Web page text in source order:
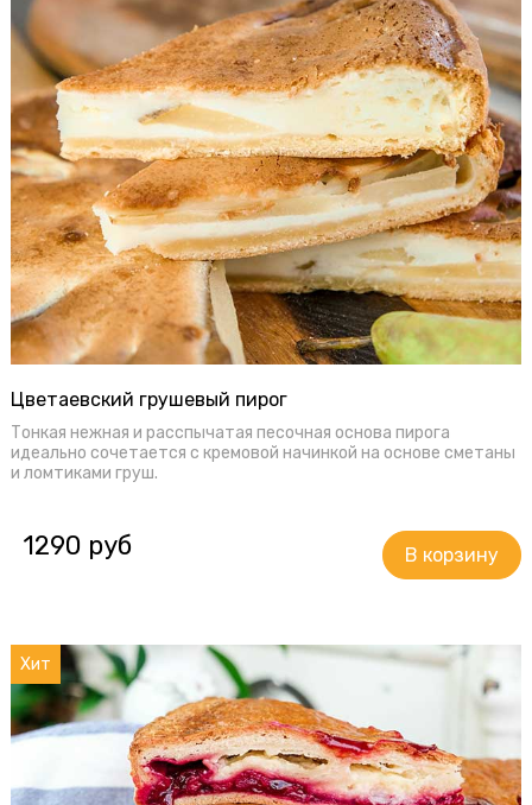
Цветаевский грушевый пирог
Тонкая нежная и расспычатая песочная основа пирога
идеально сочетается с кремовой начинкой на основе сметаны
и ломтиками груш.
1290 руб
Хит